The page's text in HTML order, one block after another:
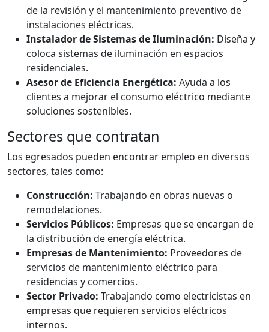
de la revisión y el mantenimiento preventivo de
instalaciones eléctricas.
Instalador de Sistemas de Iluminación: Diseña y
coloca sistemas de iluminación en espacios
residenciales.
Asesor de Eficiencia Energética: Ayuda a los
clientes a mejorar el consumo eléctrico mediante
soluciones sostenibles.
Sectores que contratan
Los egresados pueden encontrar empleo en diversos
sectores, tales como:
Construcción: Trabajando en obras nuevas o
remodelaciones.
Servicios Públicos: Empresas que se encargan de
la distribución de energía eléctrica.
Empresas de Mantenimiento: Proveedores de
servicios de mantenimiento eléctrico para
residencias y comercios.
Sector Privado: Trabajando como electricistas en
empresas que requieren servicios eléctricos
internos.